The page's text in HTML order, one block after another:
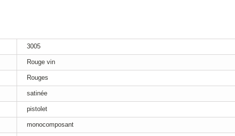
3005
Rouge vin
Rouges
satinée
pistolet
monocomposant